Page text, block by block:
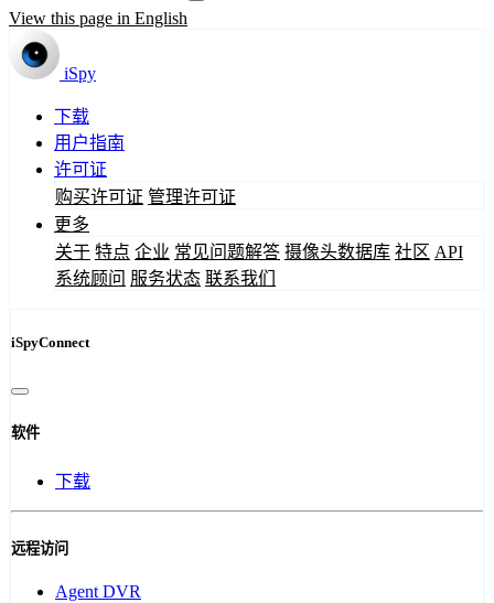
View this page in English
iSpy
下载
用户指南
许可证
购买许可证 管理许可证
更多
关于 特点 企业 常见问题解答 摄像头数据库 社区 API
系统顾问 服务状态 联系我们
iSpyConnect
软件
下载
远程访问
Agent DVR